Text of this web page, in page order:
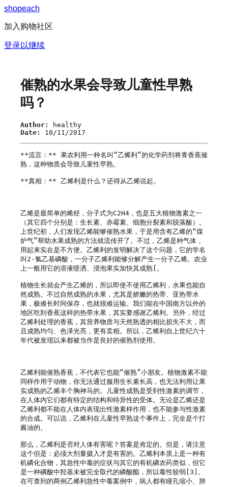
shopeach
加入购物社区
登录以继续
催熟的水果会导致儿童性早熟
吗？
Author:
healthy
Date:
10/11/2017
**流言：** 果农利用一种名叫“乙烯利”的化学药剂将青香蕉催
熟，这种物质会导致儿童性早熟。
**真相：** 乙烯利是什么？还得从乙烯说起。
乙烯是最简单的烯烃，分子式为C2H4，也是五大植物激素之一
（其它四个分别是：生长素、赤霉素、细胞分裂素和脱落酸）。
上世纪初，人们发现乙烯能够催熟水果，于是用含有乙烯的“煤
炉气”帮助水果成熟的方法就流传开了。不过，乙烯是种气体，
用起来实在是不方便。乙烯利的发明解决了这个问题，它的学名
叫2-氯乙基磷酸，一分子乙烯利能够分解产生一分子乙烯。农业
上一般用它的溶液喷洒、浸泡果实加快其成熟[。
植物生长就会产生乙烯的，所以即使不使用乙烯利，水果也能自
然成熟。不过自然成熟的水果，尤其是娇嫩的热带、亚热带水
果，极难长时间保存，也就很难运输。我们能在中国南方以外的
地区吃到香蕉这样的热带水果，其实要感谢乙烯利。另外，经过
乙烯利处理的香蕉，其营养物质与天然熟透的相比损失不大，而
且成熟均匀、色泽光亮，更有卖相。所以，乙烯利自上世纪六十
年代被发现以来都被当作是良好的催熟剂使用。
乙烯利能催熟香蕉，不代表它也能“催熟”小朋友。植物激素不能
同样作用于动物，你无法通过服用生长素长高，也无法利用让果
实成熟的乙烯丰个胸神马的。儿童性成熟是受到性激素的调节，
在人体内它们都有特定的结构和特异性的受体。无论是乙烯还是
乙烯利都不能在人体内表现出性激素样作用，也不能参与性激素
的合成。可以说，乙烯利在儿童性早熟这个事件上，完全是个打
酱油的。
那么，乙烯利是否对人体有害呢？答案是肯定的。但是，请注意
这个但是：必须大剂量摄入才是有害的。乙烯利本质上是一种有
机磷化合物，其急性中毒的症状与其它的有机磷农药类似，但它
是一种磷酸中羟基未被完全取代的磷酸酯，所以毒性较弱[3]。
在可查到的两例乙烯利急性中毒案例中，病人都有瞳孔缩小、肺